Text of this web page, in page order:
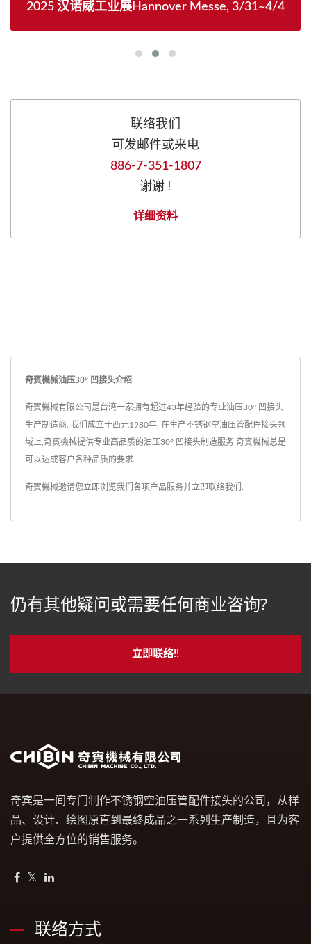
2025 汉诺威工业展Hannover Messe, 3/31~4/4
联络我们
可发邮件或来电
886-7-351-1807
谢谢 !
详细资料
奇賓機械油压30° 凹接头介绍
奇賓機械有限公司是台湾一家拥有超过43年经验的专业油压30° 凹接头
生产制造商. 我们成立于西元1980年, 在生产不锈钢空油压管配件接头领
域上,奇賓機械提供专业高品质的油压30° 凹接头制造服务,奇賓機械总是
可以达成客户各种品质的要求
奇賓機械邀请您立即浏览我们各项产品服务并立即联络我们
仍有其他疑问或需要任何商业咨询?
立即联络!!
奇宾是一间专门制作不锈钢空油压管配件接头的公司，从样
品、设计、绘图原直到最终成品之一系列生产制造，且为客
户提供全方位的销售服务。
联络方式